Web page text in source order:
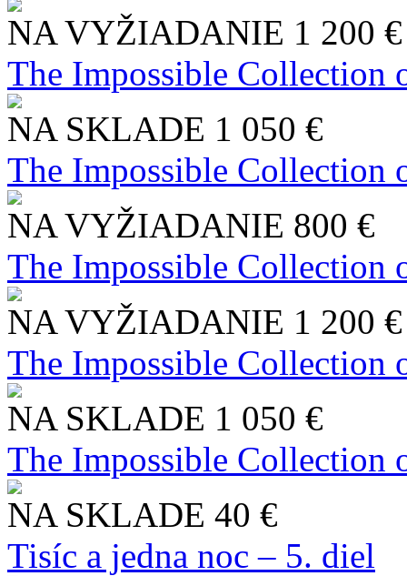
NA VYŽIADANIE 1 200 €
The Impossible Collection
NA SKLADE 1 050 €
The Impossible Collection
NA VYŽIADANIE 800 €
The Impossible Collection
NA VYŽIADANIE 1 200 €
The Impossible Collection
NA SKLADE 1 050 €
The Impossible Collection
NA SKLADE 40 €
Tisíc a jedna noc – 5. diel